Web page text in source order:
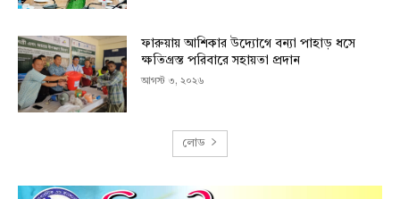
ফারুয়ায় আশিকার উদ্যোগে বন্যা পাহাড় ধসে
ক্ষতিগ্রস্ত পরিবারে সহায়তা প্রদান
আগস্ট ৩, ২০২৬
লোড